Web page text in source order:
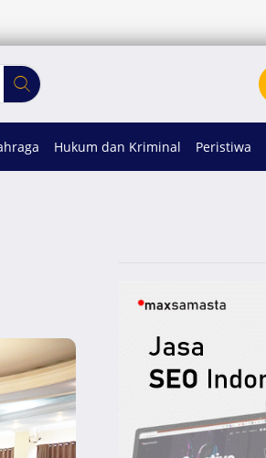
Hukum dan Kriminal Peristiwa